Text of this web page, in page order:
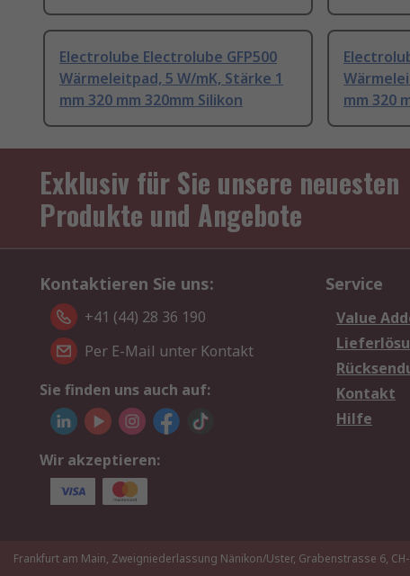
Electrolube Electrolube GFP500
Wärmeleitpad, 5 W/mK, Stärke 1
mm 320 mm 320mm Silikon
mm 320
Exklusiv für Sie unsere neuesten
Produkte und Angebote
Kontaktieren Sie uns:
+41 (44) 28 36 190
Per E-Mail unter Kontakt
Sie finden uns auch auf:
Wir akzeptieren:
Service
Value
Kontakt
Hilfe
Frankfurt am Main, Zweigniederlassung Nänikon/Uster, Grabenstrasse 6,